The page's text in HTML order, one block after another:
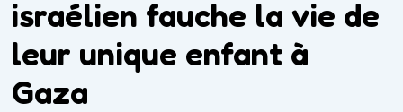
israélien fauche la vie de
leur unique enfant à
Gaza